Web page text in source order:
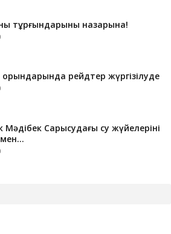
тұрғындарының назарына!
рейдтер жүргізілуде
Мәдібек Сарысудағы су жүйелерінің